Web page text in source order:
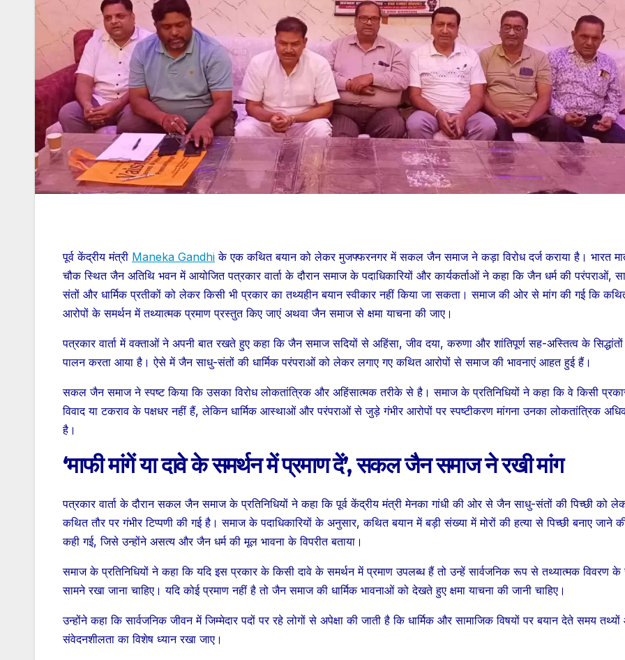
पूर्व केंद्रीय मंत्री Maneka Gandhi के एक कथित बयान को लेकर मुजफ्फरनगर में सकल जैन समाज ने कड़ा विरोध दर्ज कराया है। भारत
चौक स्थित जैन अतिथि भवन में आयोजित पत्रकार वार्ता के दौरान समाज के पदाधिकारियों और कार्यकर्ताओं ने कहा कि जैन धर्म की परंपराओं,
संतों और धार्मिक प्रतीकों को लेकर किसी भी प्रकार का तथ्यहीन बयान स्वीकार नहीं किया जा सकता। समाज की ओर से मांग की गई कि
आरोपों के समर्थन में तथ्यात्मक प्रमाण प्रस्तुत किए जाएं अथवा जैन समाज से क्षमा याचना की जाए।
पत्रकार वार्ता में वक्ताओं ने अपनी बात रखते हुए कहा कि जैन समाज सदियों से अहिंसा, जीव दया, करुणा और शांतिपूर्ण सह-अस्तित्व के
पालन करता आया है। ऐसे में जैन साधु-संतों की धार्मिक परंपराओं को लेकर लगाए गए कथित आरोपों से समाज की भावनाएं आहत हुई हैं।
सकल जैन समाज ने स्पष्ट किया कि उसका विरोध लोकतांत्रिक और अहिंसात्मक तरीके से है। समाज के प्रतिनिधियों ने कहा कि वे किसी
विवाद या टकराव के पक्षधर नहीं हैं, लेकिन धार्मिक आस्थाओं और परंपराओं से जुड़े गंभीर आरोपों पर स्पष्टीकरण मांगना उनका लोकतांत्रिक
है।
‘माफी मांगें या दावे के समर्थन में प्रमाण दें’, सकल जैन समाज ने रखी मांग
पत्रकार वार्ता के दौरान सकल जैन समाज के प्रतिनिधियों ने कहा कि पूर्व केंद्रीय मंत्री मेनका गांधी की ओर से जैन साधु-संतों की पिच्छी को
कथित तौर पर गंभीर टिप्पणी की गई है। समाज के पदाधिकारियों के अनुसार, कथित बयान में बड़ी संख्या में मोरों की हत्या से पिच्छी बनाए जाने
कही गई, जिसे उन्होंने असत्य और जैन धर्म की मूल भावना के विपरीत बताया।
समाज के प्रतिनिधियों ने कहा कि यदि इस प्रकार के किसी दावे के समर्थन में प्रमाण उपलब्ध हैं तो उन्हें सार्वजनिक रूप से तथ्यात्मक विवरण
सामने रखा जाना चाहिए। यदि कोई प्रमाण नहीं है तो जैन समाज की धार्मिक भावनाओं को देखते हुए क्षमा याचना की जानी चाहिए।
उन्होंने कहा कि सार्वजनिक जीवन में जिम्मेदार पदों पर रहे लोगों से अपेक्षा की जाती है कि धार्मिक और सामाजिक विषयों पर बयान देते समय
संवेदनशीलता का विशेष ध्यान रखा जाए।
उत्तर प्रदेश जालौन
बारिश में मलंगा नाले
का अस्थायी पुल बहा,
रगौली गांव का संपर्क
आबादी प्रभावित –
Jalaun-
ragauli-
SHTEESH BHADAURIYA
उत्तर प्रदेश जालौन
अतीक
अली
काफिले
कानपुर
प्रयागराज
Atiq
SHTEESH